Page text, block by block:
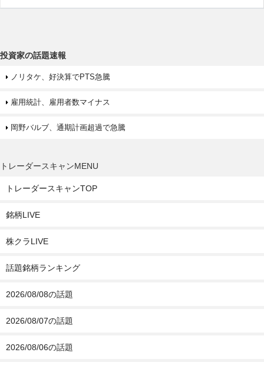
投資家の話題速報
ノリタケ、好決算でPTS急騰
雇用統計、雇用者数マイナス
岡野バルブ、通期計画超過で急騰
トレーダースキャンMENU
トレーダースキャンTOP
銘柄LIVE
株クラLIVE
話題銘柄ランキング
2026/08/08の話題
2026/08/07の話題
2026/08/06の話題